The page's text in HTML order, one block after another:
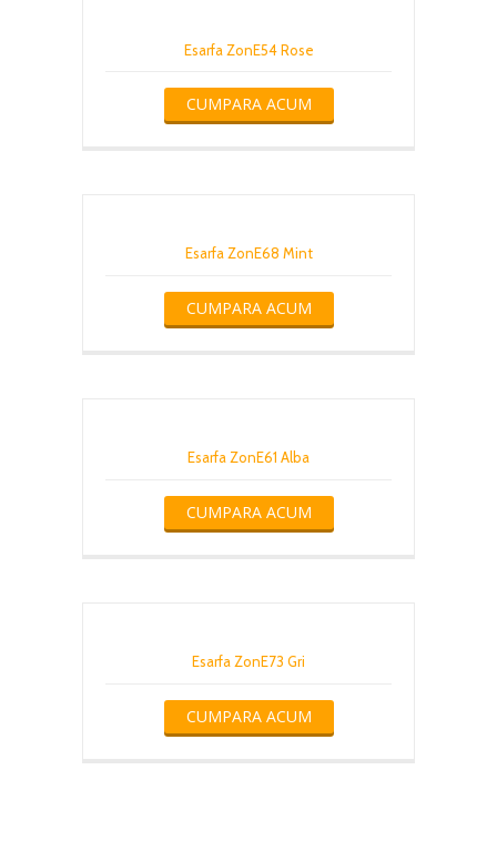
Esarfa ZonE54 Rose
CUMPARA ACUM
Esarfa ZonE68 Mint
CUMPARA ACUM
Esarfa ZonE61 Alba
CUMPARA ACUM
Esarfa ZonE73 Gri
CUMPARA ACUM